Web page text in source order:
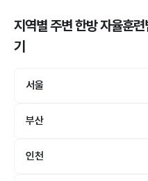
지역별 주변 한방 자율훈
기
서울
부산
인천